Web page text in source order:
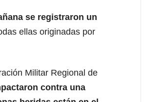
se registraron un
ellas originadas por
Militar Regional de
contra una